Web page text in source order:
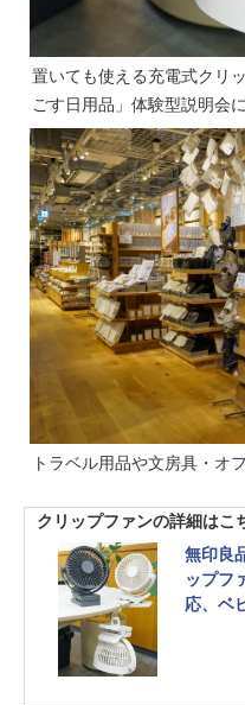
置いても使える充電式クリ
ごす日用品」体験型説明会に
トラベル用品や文房具・オ
クリップファンの詳細はこ
無印良
ップフ
応、ベ